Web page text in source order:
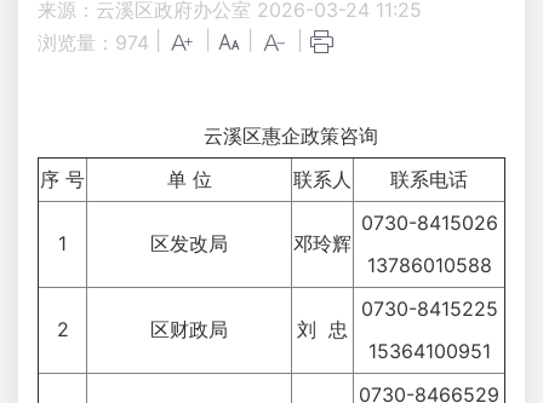
来源：云溪区政府办公室 2026-03-24 11:25
浏览量： 974
云溪区惠企政策咨询
序 号
单 位 联系人 联系电话
1 区发改局 邓玲辉
0730-8415026
13786010588
2 区财政局 刘 忠
0730-8415225
15364100951
0730-8466529